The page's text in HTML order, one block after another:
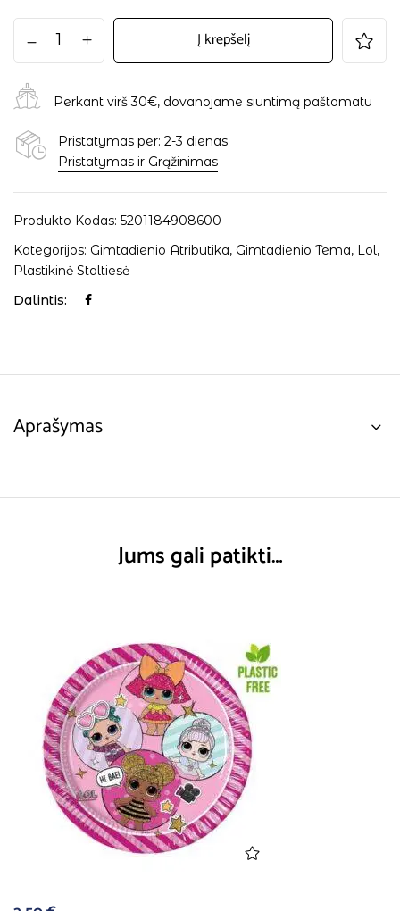
Į krepšelį
Perkant virš 30€, dovanojame siuntimą paštomatu
Pristatymas per: 2-3 dienas
Pristatymas ir Grąžinimas
Produkto Kodas: 5201184908600
Kategorijos: Gimtadienio Atributika, Gimtadienio Tema, Lol,
Plastikinė Staltiesė
Dalintis:
Aprašymas
Jums gali patikti…